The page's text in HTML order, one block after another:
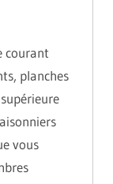
courant
planches
vous